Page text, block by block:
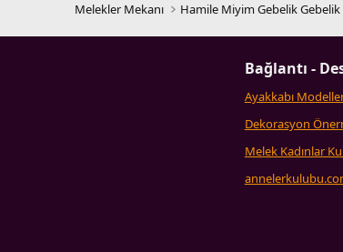
Melekler Mekanı Hamile Miyim Gebelik Gebelik
Bağlantı -
Ayakkabı
Dekorasyon
Melek Kadınlar